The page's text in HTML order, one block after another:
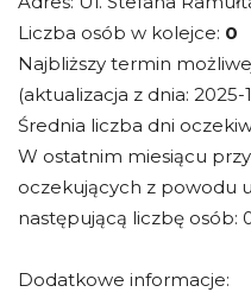
Liczba osób w kolejce: 0
Najbliższy termin
(aktualizacja z dnia: 2025-
Średnia liczba dni
W ostatnim miesiącu
oczekujących z powodu
następującą liczbę osób:
Dodatkowe informacje: